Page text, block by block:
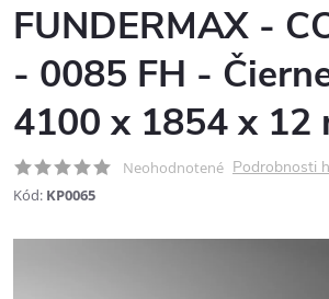
FUNDERMAX -
- 0085 FH -
4100 x 1854 x 12
Neohodnotené Podrobnosti
Kód: KP0065